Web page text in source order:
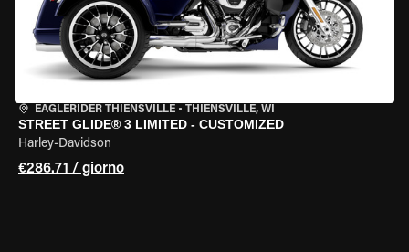
EAGLERIDER THIENSVILLE • THIENSVILLE, WI
STREET GLIDE® 3 LIMITED - CUSTOMIZED
Harley-Davidson
€286.71 / giorno